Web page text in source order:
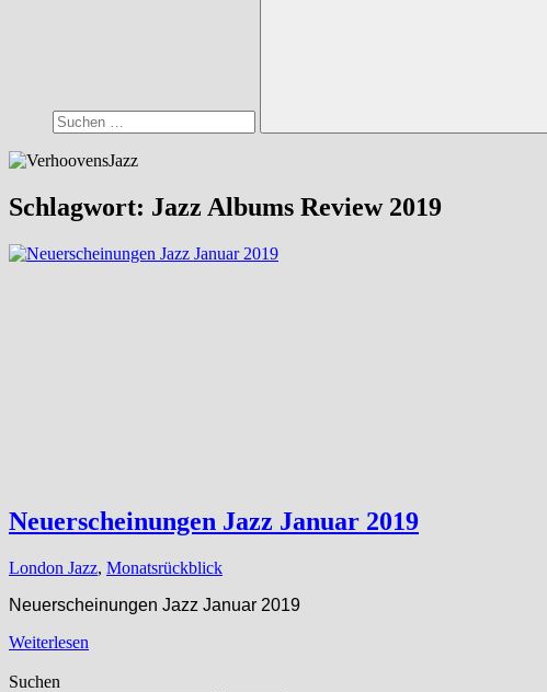
Suchen
Schlagwort: Jazz Albums Review 2019
Neuerscheinungen Jazz Januar 2019
London Jazz, Monatsrückblick
Neuerscheinungen Jazz Januar 2019
Weiterlesen
Suchen